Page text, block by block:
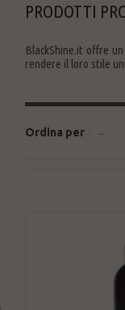
PRODOTTI
BlackShine.it offre
rendere il loro stile
Ordina per --